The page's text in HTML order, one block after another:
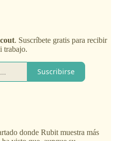
. Suscríbete gratis para recibir
trabajo.
Suscribirse
donde Rubit muestra más